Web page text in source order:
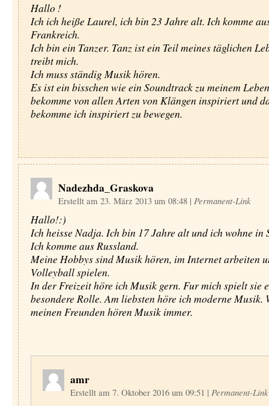
Hallo !
Ich ich heiße Laurel, ich bin 23 Jahre alt. Ich komme
Frankreich.
Ich bin ein Tanzer. Tanz ist ein Teil meines täglichen
treibt mich.
Ich muss ständig Musik hören.
Es ist ein bisschen wie ein Soundtrack zu meinem
bekomme von allen Arten von Klängen inspiriert und
bekomme ich inspiriert zu bewegen.
Nadezhda_Graskova
Erstellt am 23. März 2013 um 08:48 | Permanent-Link
Hallo!:)
Ich heisse Nadja. Ich bin 17 Jahre alt und ich wohne in
Ich komme aus Russland.
Meine Hobbys sind Musik hören, im Internet arbeiten
Volleyball spielen.
In der Freizeit höre ich Musik gern. Fur mich spielt sie
besondere Rolle. Am liebsten höre ich moderne Musik.
meinen Freunden hören Musik immer.
amr
Erstellt am 7. Oktober 2016 um 09:51 | Permanent-Link